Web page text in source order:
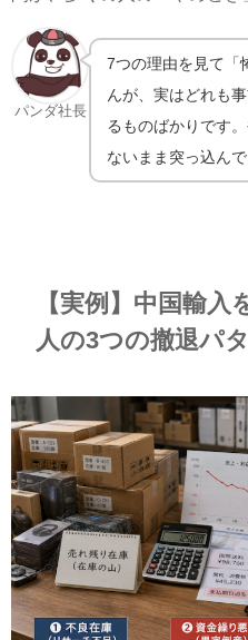
パンダ社長
7つの理由を見て「
んが、実はどれも
るものばかりです
ないまま突っ込ん
【実例】中国輸
人の3つの撤退パ